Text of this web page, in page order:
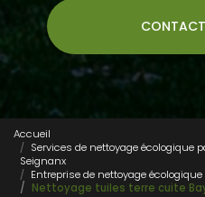
Accueil
Services de nettoyage écologique
Seignanx
Entreprise de nettoyage
Nettoyage tuiles terre cuite